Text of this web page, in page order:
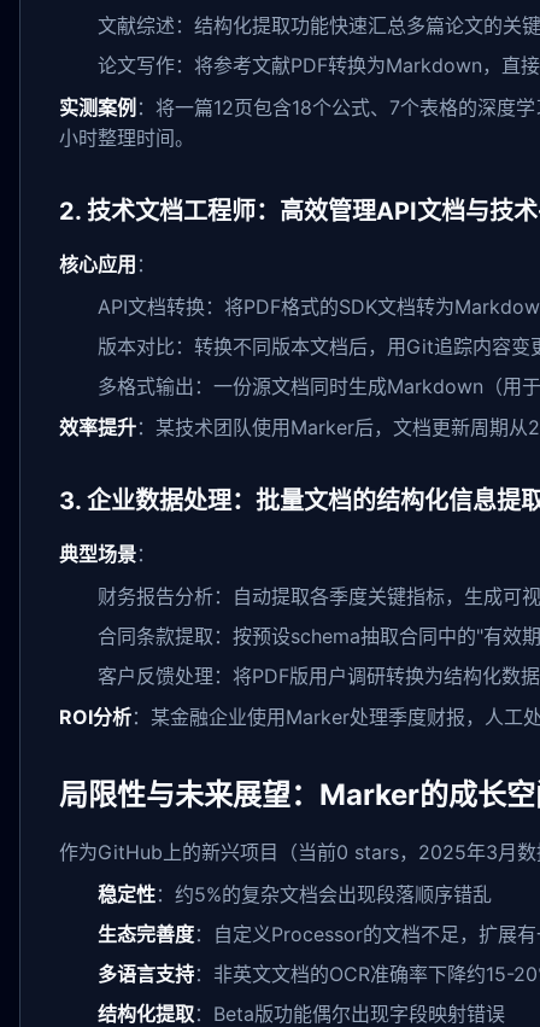
文献综述：结构化提取功能快速汇总多篇论文的关
论文写作：将参考文献PDF转换为Markdown，直
实测案例 ：将一篇12页包含18个公式、7个表格的深度
小时整理时间。
2. 技术文档工程师：高效管理API文档与技
核心应用 ：
API文档转换：将PDF格式的SDK文档转为
版本对比：转换不同版本文档后，用Git追踪内容变
多格式输出：一份源文档同时生成Markdown（用
效率提升：某技术团队使用Marker后，文档更新周期
3. 企业数据处理：批量文档的结构化信息提
典型场景：
财务报告分析：自动提取各季度关键指标，生成可
合同条款提取：按预设schema抽取合同中的"有效
客户反馈处理：将PDF版用户调研转换为结构化数
ROI分析：某金融企业使用Marker处理季度财报，人工
局限性与未来展望：Marker的成长
作为GitHub上的新兴项目（当前0 stars，2025年3月
稳定性：约5%的复杂文档会出现段落顺序错乱
生态完善度：自定义Processor的文档不足，扩展
多语言支持：非英文文档的OCR准确率下降约15-
结构化提取：Beta版功能偶尔出现字段映射错误